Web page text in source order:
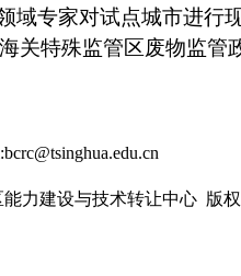
域专家对试点城市进行
关特殊监管区废物监管
力建设与技术转让中心 版